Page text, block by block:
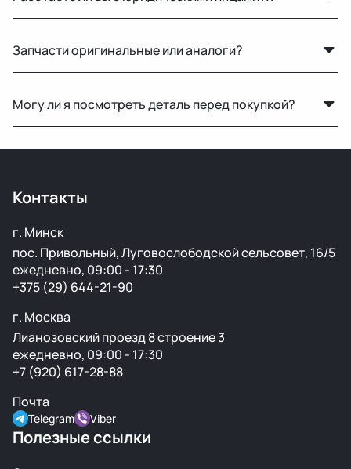
работаем по безналичному расчёту.
Запчасти оригинальные или аналоги?
копиями — все детали снимаются с автомобилей с
минимальным пробегом.
Могу ли я посмотреть деталь перед покупкой?
Контакты
г. Минск
пос. Привольный, Луговослободской сельсовет, 16/5
ежедневно, 09:00 - 17:30
+375 (29) 644-21-90
г. Москва
Лианозовский проезд 8 строение 3
ежедневно, 09:00 - 17:30
+7 (920) 617-28-88
Почта
Telegram Viber
Полезные ссылки